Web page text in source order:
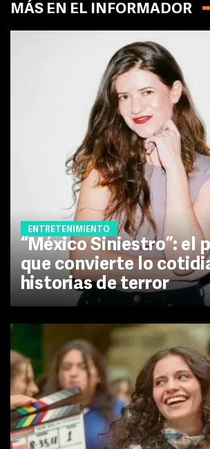
MÁS EN EL INFORMADOR
ENTRETENIMIENTO
“México Siniestro”: el
que convierte lo
historias de terror